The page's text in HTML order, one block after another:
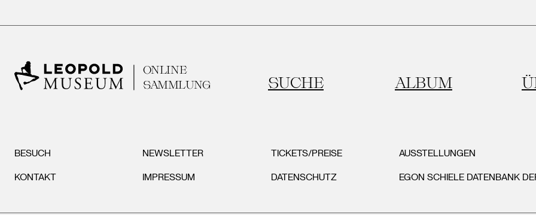
ONLINE
SAMMLUNG SUCHE ALBUM
BESUCH
KONTAKT
NEWSLETTER
IMPRESSUM
TICKETS/PREISE
DATENSCHUTZ
AUSSTELLUNGEN
EGON SCHIELE DATENBANK